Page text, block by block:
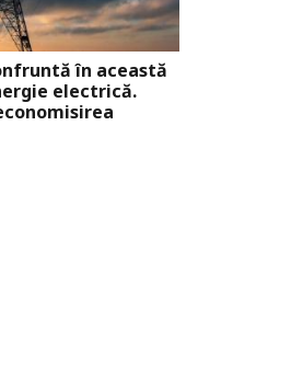
în această
electrică.